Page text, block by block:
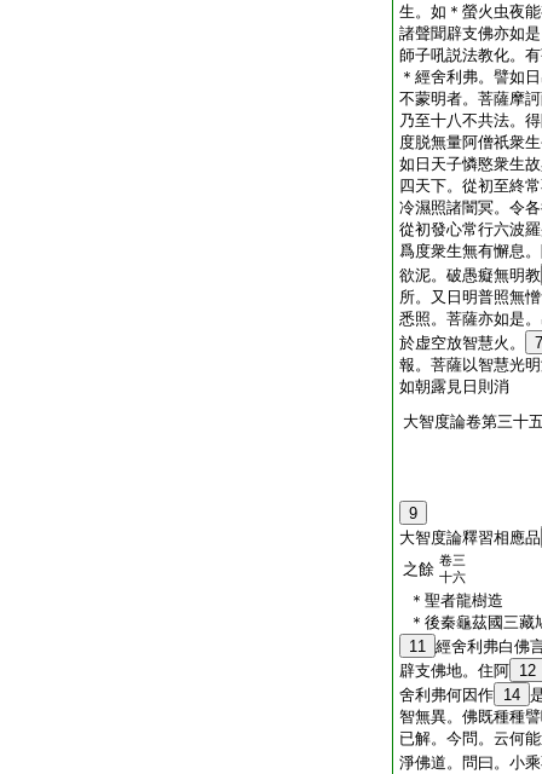
生。如＊螢火虫夜
諸聲聞辟支佛亦如
師子吼説法教化。
＊ 經舍利弗。譬如
不蒙明者。菩薩摩
乃至十八不共法。
度脱無量阿僧祇衆
如日天子憐愍衆生
四天下。從初至終
冷濕照諸闇冥。令
從初發心常行六波
爲度衆生無有懈息
欲泥。破愚癡無明教
所。又日明普照無
悉照。菩薩亦如是
於虚空放智慧火。
7
報。菩薩以智慧光
如朝露見日則消
大智度論卷第三十
9
大智度論釋習相應品
之餘 卷三
十六
＊聖者龍樹造
＊後秦龜茲國三藏
11 經舍利弗白佛
辟支佛地。住阿 12
舍利弗何因作 14
智無異。佛既種種
已解。今問。云何
淨佛道。問曰。小